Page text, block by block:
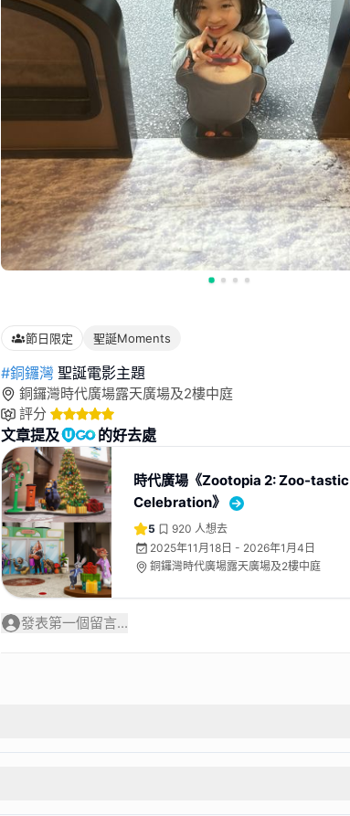
節日限定 聖誕Moments
#銅鑼灣 聖誕電影主題
銅鑼灣時代廣場露天廣場及2樓中庭
評分
文章提及 的好去處
時代廣場《Zootopia 2: Zoo-tastic
Celebration》
5 920 人想去
2025年11月18日 - 2026年1月4日
銅鑼灣時代廣場露天廣場及2樓中庭
發表第一個留言...